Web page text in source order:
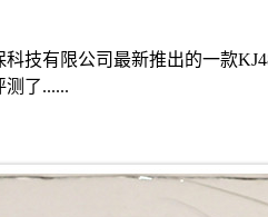
技有限公司最新推出的一款
了......